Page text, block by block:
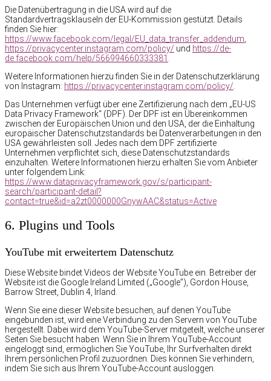
Die Datenübertragung in die USA wird auf die
Standardvertragsklauseln der EU-Kommission gestützt. Details
finden Sie hier:
https://www.facebook.com/legal/EU_data_transfer_addendum
https://privacycenter.instagram.com/policy/ und https://de-
de.facebook.com/help/566994660333381
Weitere Informationen hierzu finden Sie in der Datenschutzerklärung
von Instagram: https://privacycenter.instagram.com/policy/
Das Unternehmen verfügt über eine Zertifizierung nach dem „EU-US
Data Privacy Framework“ (DPF). Der DPF ist ein Übereinkommen
zwischen der Europäischen Union und den USA, der die Einhaltung
europäischer Datenschutzstandards bei Datenverarbeitungen in den
USA gewährleisten soll. Jedes nach dem DPF zertifizierte
Unternehmen verpflichtet sich, diese Datenschutzstandards
einzuhalten. Weitere Informationen hierzu erhalten Sie vom Anbieter
unter folgendem Link:
https://www.dataprivacyframework.gov/s/participant-
search/participant-detail?
contact=true&id=a2zt0000000GnywAAC&status=Active
6. Plugins und Tools
YouTube mit erweitertem Datenschutz
Diese Website bindet Videos der Website YouTube ein. Betreiber der
Website ist die Google Ireland Limited („Google”), Gordon House,
Barrow Street, Dublin 4, Irland.
Wenn Sie eine dieser Website besuchen, auf denen YouTube
eingebunden ist, wird eine Verbindung zu den Servern von YouTube
hergestellt. Dabei wird dem YouTube-Server mitgeteilt, welche unserer
Seiten Sie besucht haben. Wenn Sie in Ihrem YouTube-Account
eingeloggt sind, ermöglichen Sie YouTube, Ihr Surfverhalten direkt
Ihrem persönlichen Profil zuzuordnen. Dies können Sie verhindern,
indem Sie sich aus Ihrem YouTube-Account ausloggen.